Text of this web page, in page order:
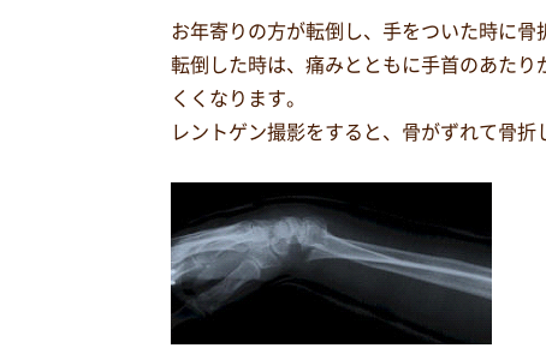
お年寄りの方が転倒し、手をついた時に骨
転倒した時は、痛みとともに手首のあた
くくなります。
レントゲン撮影をすると、骨がずれて骨